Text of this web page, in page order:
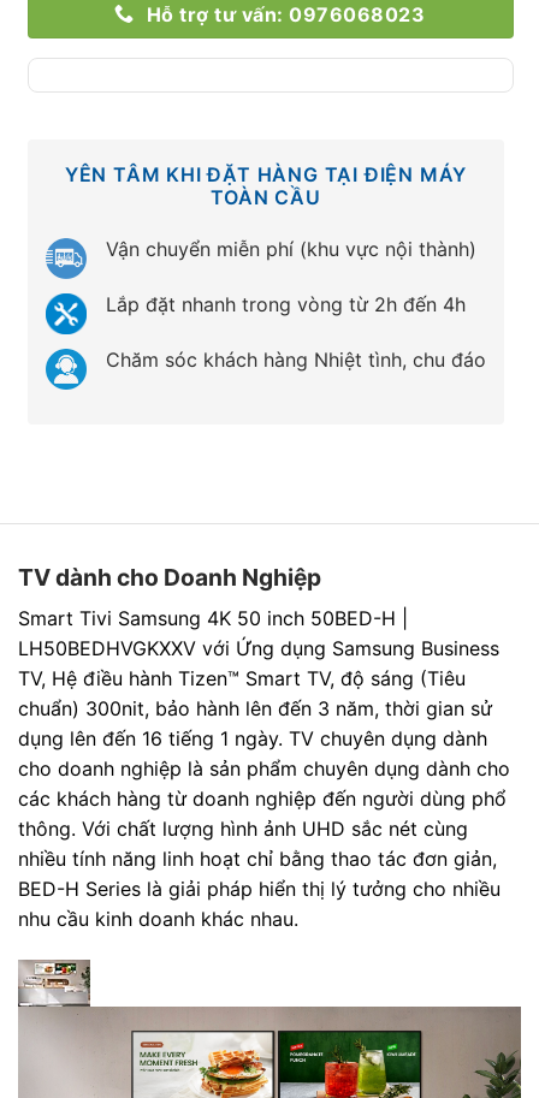
Hỗ trợ tư vấn: 0976068023
YÊN TÂM KHI ĐẶT HÀNG TẠI ĐIỆN MÁY
TOÀN CẦU
Vận chuyển miễn phí (khu vực nội thành)
Lắp đặt nhanh trong vòng từ 2h đến 4h
Chăm sóc khách hàng Nhiệt tình, chu đáo
TV dành cho Doanh Nghiệp
Smart Tivi Samsung 4K 50 inch 50BED-H |
LH50BEDHVGKXXV với Ứng dụng Samsung Business
TV, Hệ điều hành Tizen™ Smart TV, độ sáng (Tiêu
chuẩn) 300nit, bảo hành lên đến 3 năm, thời gian sử
dụng lên đến 16 tiếng 1 ngày. TV chuyên dụng dành
cho doanh nghiệp là sản phẩm chuyên dụng dành cho
các khách hàng từ doanh nghiệp đến người dùng phổ
thông. Với chất lượng hình ảnh UHD sắc nét cùng
nhiều tính năng linh hoạt chỉ bằng thao tác đơn giản,
BED-H Series là giải pháp hiển thị lý tưởng cho nhiều
nhu cầu kinh doanh khác nhau.